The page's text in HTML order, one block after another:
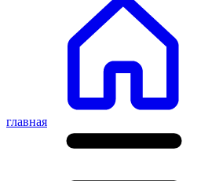
главная